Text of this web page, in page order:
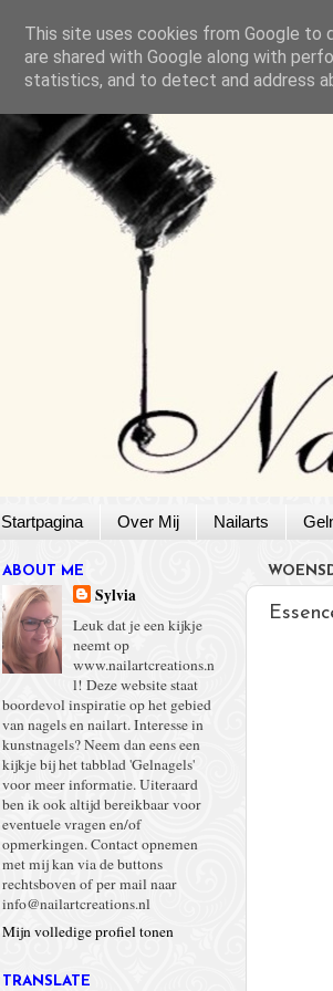
Startpagina Over Mij Nailarts
ABOUT ME
Sylvia
Leuk dat je een kijkje
neemt op
www.nailartcreations.n
l! Deze website staat
boordevol inspiratie op het gebied
van nagels en nailart. Interesse in
kunstnagels? Neem dan eens een
kijkje bij het tabblad 'Gelnagels'
voor meer informatie. Uiteraard
ben ik ook altijd bereikbaar voor
eventuele vragen en/of
opmerkingen. Contact opnemen
met mij kan via de buttons
rechtsboven of per mail naar
info@nailartcreations.nl
Mijn volledige profiel tonen
TRANSLATE
This site uses cookies from Google to
are shared with Google along with
statistics, and to detect and address